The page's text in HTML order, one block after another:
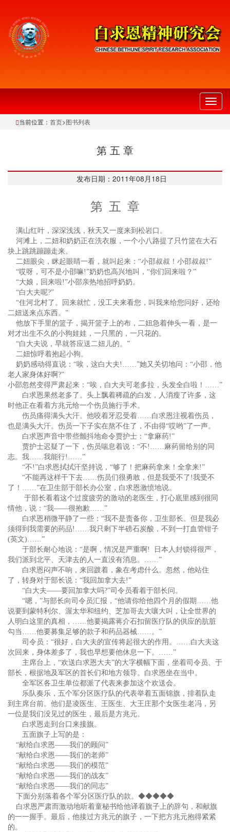
切
换
当前位置： 首页>图书列表
第 五 章
发布日期：2011年08月18日
第 五 章
满山红叶，深深浅浅，秋天又一度来到松岩口。
河滩上，二妞和奶奶正在洗衣服，一个小八路提了只竹篮在大石
块上跳跳蹦蹦走来。
二妞眼尖，眯起眼睛一看，就叫起来：“小邵叔叔！小邵叔叔!”
“哎呀，可不是小邵嘛!”奶奶也高兴地叫，“你们回来啦？”
“大娘，回来啦!”小邵亲热地招呼奶奶。
“白大夫呢?”
“住河北村了。回来就忙，没工夫来看您，叫我来给您问好，还给
二妞送来点东西。”
他放下手里的篮子，揭开篮子上的布，二妞急着伸头一看，是一
对才出生不久的小狗娃娃，一只黑的，一只花的。
“白大夫说，早就答应送二妞儿的。”
二妞惊呼着抱起小狗。
奶奶感动得直说：“唉，这白大夫!……”她又关切地问：“小邵，他
老人家身体好啊?”
小邵忽然变得严肃起来：“唉，白大夫可老多拉，头发全白啦！……”
白求恩果然老多了。头上飘着稀疏的白发，人消瘦了许多，这
时他正在看着方兆元给一个伤员施行手术。
伤员痛得满头大汗。他咬着牙忍受着……白求恩注视着伤员，
也是满头大汗。伤员一下子实在熬不住了，不由得“哎哟”了一声。
白求恩声音中带些颤抖地命令贾护士：“拿麻药!”
贾护士迟疑了一下，伤员喘息着说：“不!……麻药留给别的同
志。我……我能行!……”
“不!”白求恩拭拭汗坚持说，“够了！把麻药拿来！全拿来!”
“不能再这样干下去……伤员们很勇敢，但是我受不了!我受不
了！……”在卫生部于部长办公室，白求恩激愤地说。
于部长看着这个过度疲劳的激动的老医生，打心底里感到很同
情他，说：“我——很抱歉……”
白求恩稍微平静了一些：“我不是责备你，卫生部长。但是我必
须得到我需要的药品!……我只剩下半磅石炭酸，不到一打血管钳子
(英文)……”
于部长耐心地说：“是啊，情况是严重啊! 日本人封锁得很严，
我们派到北平、天津去的人一直没有消息。……”
白求恩闷声不响，来回踱着，象在考虑什么。忽然，他站住
了，转身对于部长说：“我回加拿大去!”
“白大夫——要回加拿大吗?”司令员看着于部长问。
“嗯，”与部长向司令员汇报，“他请你给他四个月的假期……他
说要到蒙特利尔、渥太华和纽约、芝加哥去大嚷大叫，让全世界的
人明白这里的真相，……他要揭露蒋介石扣留医疗队的供应的肮脏
勾当……他要募集足够的款子和药品器械……。”
司令员：“很好，白大夫的宣传将起很大的作用。……白大夫这
次回来，身体差多了，我也早想要他休息一下。……”
主席台上，“欢送白求恩大夫”的大字横幅下面，坐着司令员、于
部长，根据地及军区的首长们和地方领导。白求恩坐在当中。
全军区各卫生单位都派了代表来参加这个欢送会。
乐队奏乐，五个军分区医疗队的代表举着五面锦旗，排着队走
到主席台前。他们是凌医生、王医生、大王庄那个女医生老冯，另
一位是我们没见过的医生，最后是方兆元。
白求恩走到台口来接旗。
五面旗子上写的是：
“献给白求恩——我们的顾问”
“献给白求恩——我们的老师”
“献给白求恩——我们的模范”
“献给白求恩——我们的战友”
“献给白求恩——我们的同志”
下面分别落着各个军分区医疗队的款。◆◆◆◆◆
白求恩严肃而激动地听着童秘书给他译着旗子上的辞句，和献旗
的一一握手。最后，他接过方兆元的旗子，一下把方兆元抱得紧紧
的。